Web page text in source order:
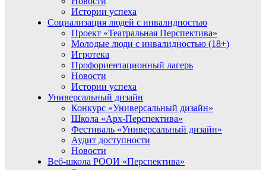
Истории успеха
Социализация людей с инвалидностью
Проект «Театральная Перспектива»
Молодые люди с инвалидностью (18+)
Игротека
Профориентационный лагерь
Новости
Истории успеха
Универсальный дизайн
Конкурс «Универсальный дизайн»
Школа «Арх-Перспектива»
Фестиваль «Универсальный дизайн»
Аудит доступности
Новости
Веб-школа РООИ «Перспектива»